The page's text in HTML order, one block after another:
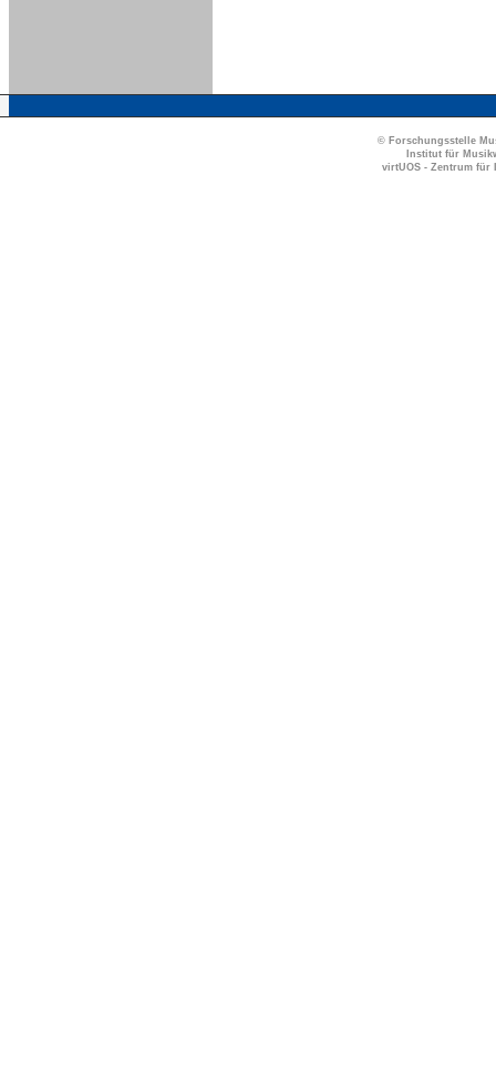
© Forschungsstelle
Institut für
virtUOS - Zentrum für